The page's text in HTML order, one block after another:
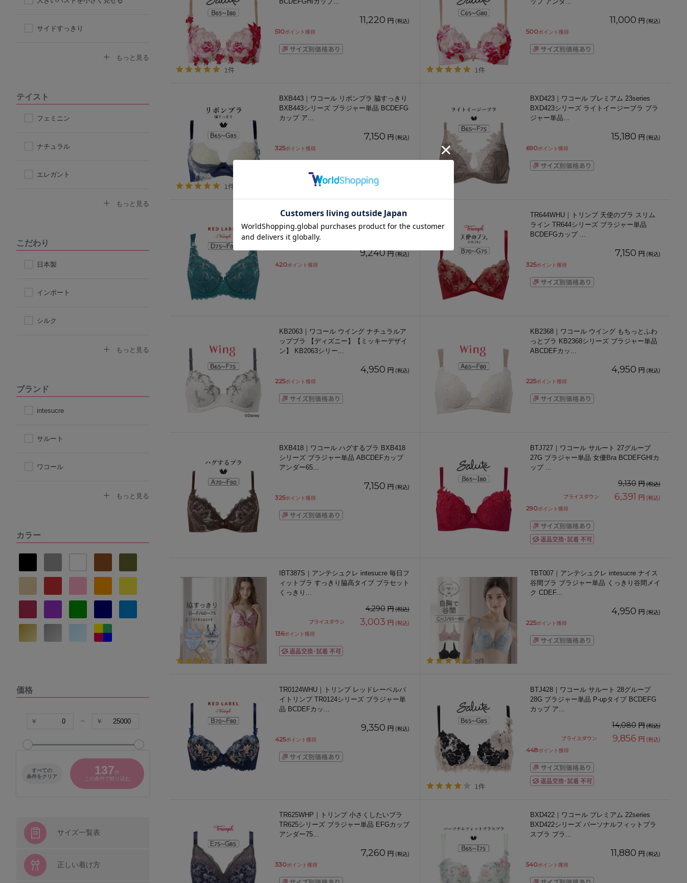
4/5カップ
サイドすっきり
ストラップレス
もっと見る
テイスト
フェミニン
ナチュラル
エレガント
もっと見る
こだわり
日本製
インポート
シルク
もっと見る
ブランド
intesucre
サルート
ワコール
ナルエー
COCO Linge
グラマープリンセス
パナシェ
シシフィーユ
ウンナナクール
もっと見る
カラー
価格
~
すべての
条件をクリア
137件
この条件で絞り込む
サイズ一覧表
正しい着け方
1件
11,220 円 (税込)
510ポイント獲得
1件
11,000 円 (税込)
500ポイント獲得
BXB443｜ワコール リボンブラ 脇すっきり
BXB443シリーズ ブラジャー単品 BCDEFG
カップ ア...
1件
7,150 円 (税込)
325ポイント獲得
BXD423｜ワコール プレミアム 23series
BXD423シリーズ ライトイージーブラ ブラ
ジャー単品...
15,180 円 (税込)
690ポイント獲得
TR0125WP｜トリンプ レッドレーベルバイ
トリンプ TR0125シリーズ ブラジャー単品
フルカップ DE
9,240 円 (税込)
420ポイント獲得
TR644WHU｜トリンプ 天使のブラ スリム
ライン TR644シリーズ ブラジャー単品
BCDEFGカップ ...
7,150 円 (税込)
325ポイント獲得
KB2063｜ワコール ウイング ナチュラルア
ップブラ 【ディズニー】【ミッキーデザイ
ン】 KB2063シリー...
4,950 円 (税込)
225ポイント獲得
KB2368｜ワコール ウイング もちっとふわ
っとブラ KB2368シリーズ ブラジャー単品
ABCDEFカッ ...
4,950 円 (税込)
225ポイント獲得
BXB418｜ワコール ハグするブラ BXB418
シリーズ ブラジャー単品 ABCDEFカップ
アンダー65...
7,150 円 (税込)
325ポイント獲得
BTJ727｜ワコール サルート 27グループ
27G ブラジャー単品 女優Bra BCDEFGHIカ
ップ ...
9,130 円(税込)
プライスダウン
6,391 円 (税込)
290ポイント獲得
IBT387S｜アンテシュクレ intesucre 毎日フ
ィットブラ すっきり脇高タイプ ブラセット
くっきり ...
3件
4,290 円(税込)
プライスダウン
3,003 円 (税込)
136ポイント獲得
TBT007｜アンテシュクレ intesucre ナイス
谷間ブラ ブラジャー単品 くっきり谷間メイ
ク CDEF...
9件
4,950 円 (税込)
225ポイント獲得
TR0124WHU｜トリンプ レッドレーベルバ
イトリンプ TR0124シリーズ ブラジャー単
品 BCDEFカッ ...
9,350 円 (税込)
425ポイント獲得
BTJ428｜ワコール サルート 28グループ
28G ブラジャー単品 P-upタイプ BCDEFG
カップ ア...
1件
14,080 円(税込)
プライスダウン
9,856 円 (税込)
448ポイント獲得
TR625WHP｜トリンプ 小さくしたいブラ
TR625シリーズ ブラジャー単品 EFGカップ
アンダー75...
7,260 円 (税込)
330ポイント獲得
BXD422｜ワコール プレミアム 22series
BXD422シリーズ パーソナルフィットプラ
スブラ ブラ ...
11,880 円 (税込)
540ポイント獲得